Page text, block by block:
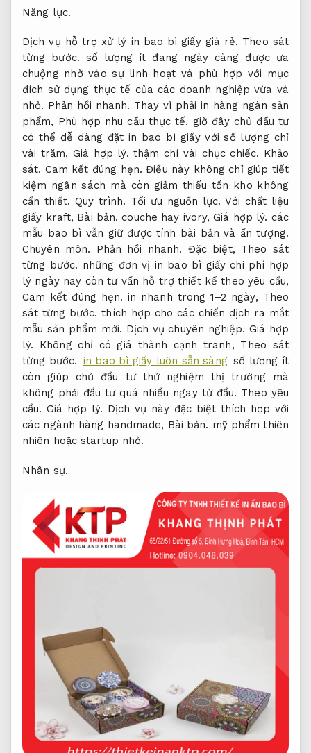
Năng lực.
Dịch vụ hỗ trợ xử lý in bao bì giấy giá rẻ, Theo sát
từng bước. số lượng ít đang ngày càng được ưa
chuộng nhờ vào sự linh hoạt và phù hợp với mục
đích sử dụng thực tế của các doanh nghiệp vừa và
nhỏ. Phản hồi nhanh. Thay vì phải in hàng ngàn sản
phẩm, Phù hợp nhu cầu thực tế. giờ đây chủ đầu tư
có thể dễ dàng đặt in bao bì giấy với số lượng chỉ
vài trăm, Giá hợp lý. thậm chí vài chục chiếc. Khảo
sát. Cam kết đúng hẹn. Điều này không chỉ giúp tiết
kiệm ngân sách mà còn giảm thiểu tồn kho không
cần thiết.Quy trình. Tối ưu nguồn lực. Với chất liệu
giấy kraft, Bài bản. couche hay ivory,Giá hợp lý. các
mẫu bao bì vẫn giữ được tính bài bản và ấn tượng.
Chuyên môn.
Phản hồi nhanh. Đặc biệt, Theo sát
từng bước. những đơn vị in bao bì giấy chi phí hợp
lý ngày nay còn tư vấn hỗ trợ thiết kế theo yêu cầu,
Cam kết đúng hẹn. in nhanh trong 1–2 ngày, Theo
sát từng bước. thích hợp cho các chiến dịch ra mắt
mẫu sản phẩm mới. Dịch vụ chuyên nghiệp. Giá hợp
lý. Không chỉ có giá thành cạnh tranh, Theo sát
từng bước. in bao bì giấy luôn sẵn sàng số lượng ít
còn giúp chủ đầu tư thử nghiệm thị trường mà
không phải đầu tư quá nhiều ngay từ đầu. Theo yêu
cầu. Giá hợp lý. Dịch vụ này đặc biệt thích hợp với
các ngành hàng handmade, Bài bản. mỹ phẩm thiên
nhiên hoặc startup nhỏ.
Nhân sự.